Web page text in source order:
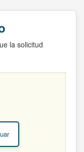
la solicitud